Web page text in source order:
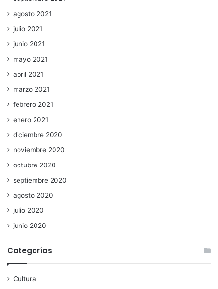
agosto 2021
julio 2021
junio 2021
mayo 2021
abril 2021
marzo 2021
febrero 2021
enero 2021
diciembre 2020
noviembre 2020
octubre 2020
septiembre 2020
agosto 2020
julio 2020
junio 2020
Categorías
Cultura